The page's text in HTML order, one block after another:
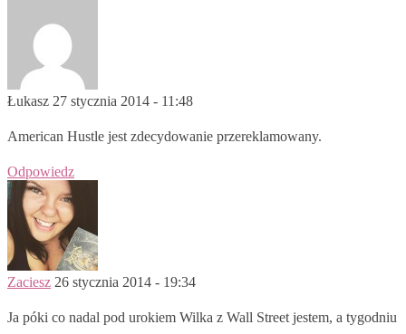
Łukasz 27 stycznia 2014 - 11:48
American Hustle jest zdecydowanie przereklamowany.
Odpowiedz
Zaciesz 26 stycznia 2014 - 19:34
Ja póki co nadal pod urokiem Wilka z Wall Street jestem, a tygodniu